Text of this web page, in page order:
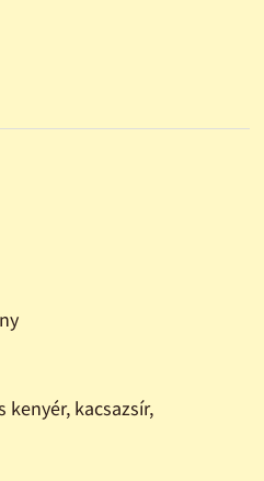
kenyér, kacsazsír,